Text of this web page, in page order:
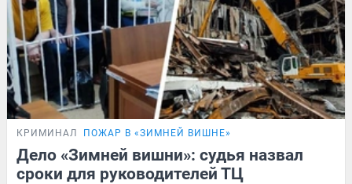
КРИМИНАЛ ПОЖАР В «ЗИМНЕЙ ВИШНЕ»
Дело «Зимней вишни»: судья назвал
сроки для руководителей ТЦ